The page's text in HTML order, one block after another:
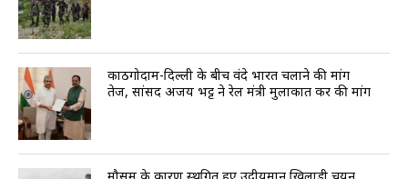
काठगोदाम-दिल्ली के बीच वंदे भारत चलाने की मांग
तेज, सांसद अजय भट्ट ने रेल मंत्री मुलाकात कर की मांग